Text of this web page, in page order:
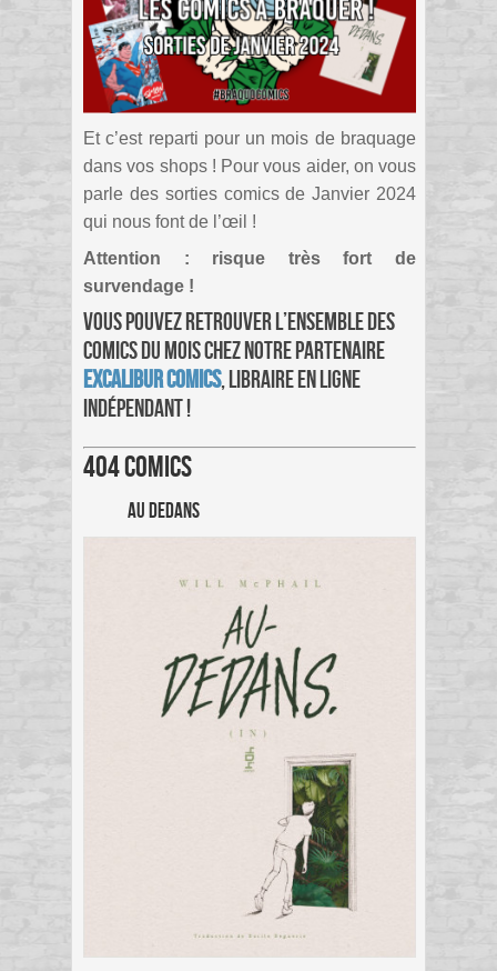
Et c’est reparti pour un mois de braquage
dans vos shops ! Pour vous aider, on vous
parle des sorties comics de Janvier 2024
qui nous font de l’œil !
Attention : risque très fort de
survendage !
Vous pouvez retrouver l’ensemble des
comics du mois chez notre partenaire
Excalibur Comics, libraire en ligne
indépendant !
404 Comics
Au Dedans